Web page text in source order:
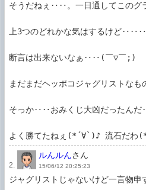
そうだねぇ‥‥。一日通してこのグ
上3つのどれかな気はするけど‥‥‥
断言は出来ないなぁ‥‥(￣▽￣;)
まだまだヘッポコジャグリストな
そっか‥‥おみくじ大凶だったん
よく勝てたねぇ(*´∀`)♪ 流石だわ
2.
ルんルんさん
15/06/12 20:25:23
ジャグリストじゃないけど一言物申